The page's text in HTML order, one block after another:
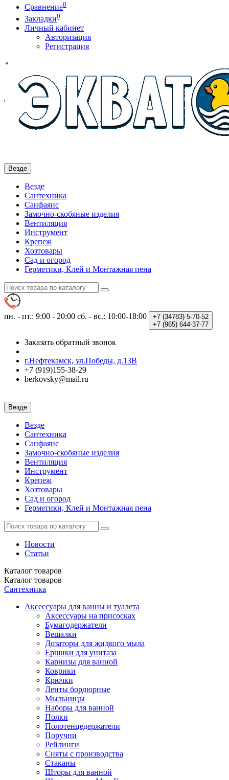
Сравнение0
Закладки0
Личный кабинет
Авторизация
Регистрация
Везде
Везде
Сантехника
Санфаянс
Замочно-скобяные изделия
Вентиляция
Инструмент
Крепеж
Хозтовары
Сад и огород
Герметики, Клей и Монтажная пена
пн. - пт.: 9:00 - 20:00 сб. - вс.: 10:00-18:00 +7 (34783) 5-70-52
+7 (965) 644-37-77
Заказать обратный звонок
г.Нефтекамск, ул.Победы, д.13В
+7 (919)155-38-29
berkovsky@mail.ru
Везде
Везде
Сантехника
Санфаянс
Замочно-скобяные изделия
Вентиляция
Инструмент
Крепеж
Хозтовары
Сад и огород
Герметики, Клей и Монтажная пена
Новости
Статьи
Каталог товаров
Каталог товаров
Сантехника
Аксессуары для ванны и туалета
Аксессуары на присосках
Бумагодержатели
Вешалки
Дозаторы для жидкого мыла
Ершики для унитаза
Карнизы для ванной
Коврики
Крючки
Ленты бордюрные
Мыльницы
Наборы для ванной
Полки
Полотенцедержатели
Поручни
Рейлинги
Сняты с производства
Стаканы
Шторы для ванной